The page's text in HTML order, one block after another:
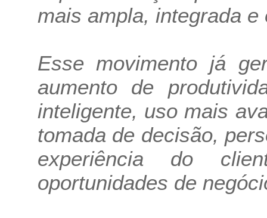
mais ampla, integrada
Esse movimento já
aumento de
inteligente, uso mais
tomada de decisão,
experiência do
oportunidades de